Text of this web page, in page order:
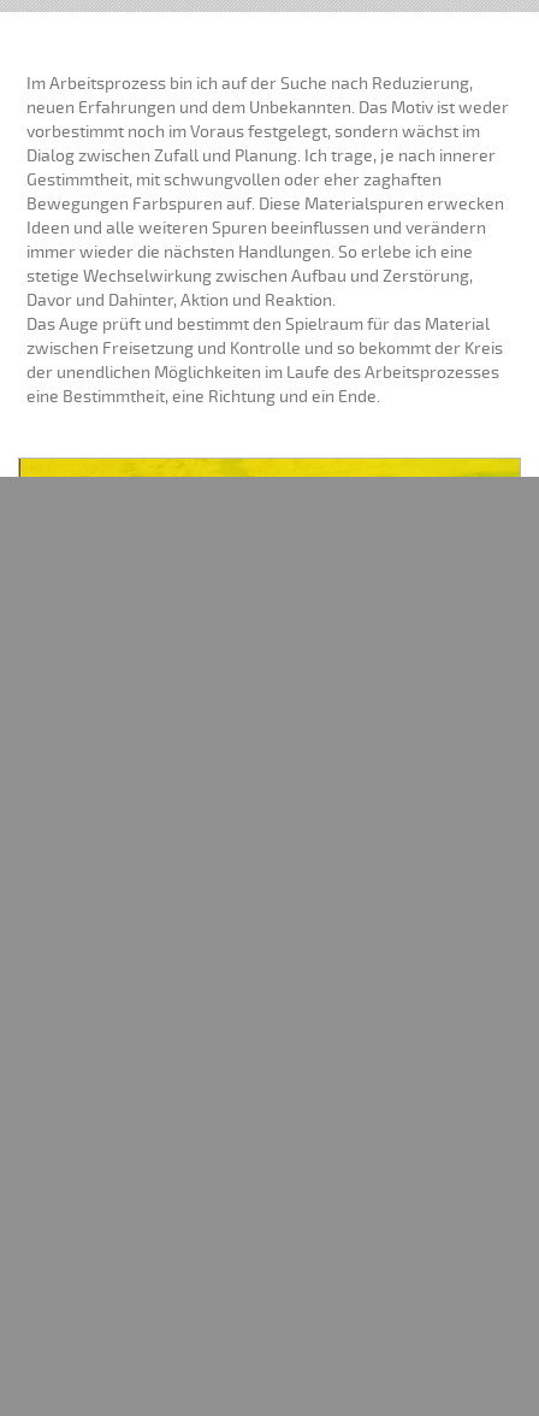
Im Arbeitsprozess bin ich auf der Suche nach Reduzierung,
neuen Erfahrungen und dem Unbekannten. Das Motiv ist weder
vorbestimmt noch im Voraus festgelegt, sondern wächst im
Dialog zwischen Zufall und Planung. Ich trage, je nach innerer
Gestimmtheit, mit schwungvollen oder eher zaghaften
Bewegungen Farbspuren auf. Diese Materialspuren erwecken
Ideen und alle weiteren Spuren beeinflussen und verändern
immer wieder die nächsten Handlungen. So erlebe ich eine
stetige Wechselwirkung zwischen Aufbau und Zerstörung,
Davor und Dahinter, Aktion und Reaktion.
Das Auge prüft und bestimmt den Spielraum für das Material
zwischen Freisetzung und Kontrolle und so bekommt der Kreis
der unendlichen Möglichkeiten im Laufe des Arbeitsprozesses
eine Bestimmtheit, eine Richtung und ein Ende.